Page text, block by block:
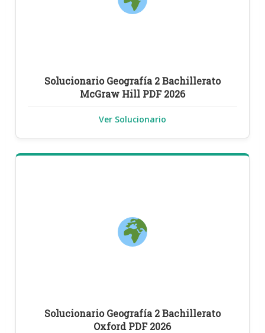
Solucionario Geografía 2 Bachillerato
McGraw Hill PDF 2026
Ver Solucionario
Solucionario Geografía 2 Bachillerato
Oxford PDF 2026